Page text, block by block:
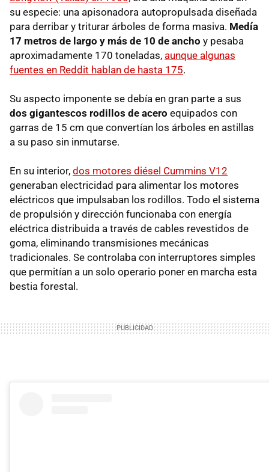
su especie: una apisonadora autopropulsada diseñada
para derribar y triturar árboles de forma masiva. Medía
17 metros de largo y más de 10 de ancho y pesaba
aproximadamente 170 toneladas, aunque algunas
fuentes en Reddit hablan de hasta 175.
Su aspecto imponente se debía en gran parte a sus
dos gigantescos rodillos de acero equipados con
garras de 15 cm que convertían los árboles en astillas
a su paso sin inmutarse.
En su interior, dos motores diésel Cummins V12
generaban electricidad para alimentar los motores
eléctricos que impulsaban los rodillos. Todo el sistema
de propulsión y dirección funcionaba con energía
eléctrica distribuida a través de cables revestidos de
goma, eliminando transmisiones mecánicas
tradicionales. Se controlaba con interruptores simples
que permitían a un solo operario poner en marcha esta
bestia forestal.